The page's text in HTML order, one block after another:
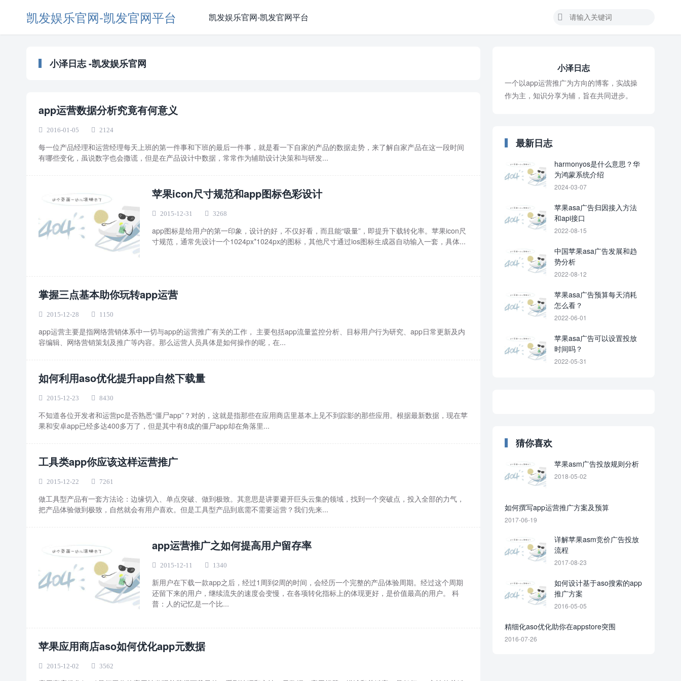
凯发娱乐官网-凯发官网平台 凯发娱乐官网-凯发官网平台
小泽日志 -凯发娱乐官网
app运营数据分析究竟有何意义
2016-01-05 2124
每一位产品经理和运营经理每天上班的第一件事和下班的最后一件事，就是看一下自家的产品的数据走势，来了解自家产品在这一段时间
有哪些变化，虽说数字也会撒谎，但是在产品设计中数据，常常作为辅助设计决策和与研发...
苹果icon尺寸规范和app图标色彩设计
2015-12-31 3268
app图标是给用户的第一印象，设计的好，不仅好看，而且能“吸量”，即提升下载转化率。苹果icon尺
寸规范，通常先设计一个1024px*1024px的图标，其他尺寸通过ios图标生成器自动输入一套，具体...
掌握三点基本助你玩转app运营
2015-12-28 1150
app运营主要是指网络营销体系中一切与app的运营推广有关的工作， 主要包括app流量监控分析、目标用户行为研究、app日常更新及内
容编辑、网络营销策划及推广等内容。那么运营人员具体是如何操作的呢，在...
如何利用aso优化提升app自然下载量
2015-12-23 8430
不知道各位开发者和运营pc是否熟悉“僵尸app”？对的，这就是指那些在应用商店里基本上见不到踪影的那些应用。根据最新数据，现在苹
果和安卓app已经多达400多万了，但是其中有8成的僵尸app却在角落里...
工具类app你应该这样运营推广
2015-12-22 7261
做工具型产品有一套方法论：边缘切入、单点突破、做到极致。其意思是讲要避开巨头云集的领域，找到一个突破点，投入全部的力气，
把产品体验做到极致，自然就会有用户喜欢。但是工具型产品到底需不需要运营？我们先来...
app运营推广之如何提高用户留存率
2015-12-11 1340
新用户在下载一款app之后，经过1周到2周的时间，会经历一个完整的产品体验周期。经过这个周期
还留下来的用户，继续流失的速度会变慢，在各项转化指标上的体现更好，是价值最高的用户。 科
普：人的记忆是一个比...
苹果应用商店aso如何优化app元数据
2015-12-02 3562
小泽日志
一个以app运营推广为方向的博客，实战操
作为主，知识分享为辅，旨在共同进步。
最新日志
harmonyos是什么意思？华
为鸿蒙系统介绍
2024-03-07
苹果asa广告归因接入方法
和api接口
2022-08-15
中国苹果asa广告发展和趋
势分析
2022-08-12
苹果asa广告预算每天消耗
怎么看？
2022-06-01
苹果asa广告可以设置投放
时间吗？
2022-05-31
录
猜你喜欢
苹果asm广告投放规则分析
2018-05-02
如何撰写app运营推广方案及预算
2017-06-19
详解苹果asm竞价广告投放
流程
2017-08-23
如何设计基于aso搜索的app
推广方案
2016-05-05
精细化aso优化助你在appstore突围
2016-07-26